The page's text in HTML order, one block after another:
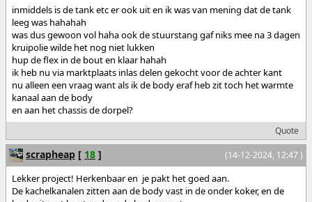
inmiddels is de tank etc er ook uit en ik was van mening dat de tank
leeg was hahahah
was dus gewoon vol haha ook de stuurstang gaf niks mee na 3 dagen
kruipolie wilde het nog niet lukken
hup de flex in de bout en klaar hahah
ik heb nu via marktplaats inlas delen gekocht voor de achter kant
nu alleen een vraag want als ik de body eraf heb zit toch het warmte
kanaal aan de body
en aan het chassis de dorpel?
Quote
(14-12-2024, 12:47 )
scrapheap [ 18 ]
Lekker project! Herkenbaar en je pakt het goed aan.
De kachelkanalen zitten aan de body vast in de onder koker, en de